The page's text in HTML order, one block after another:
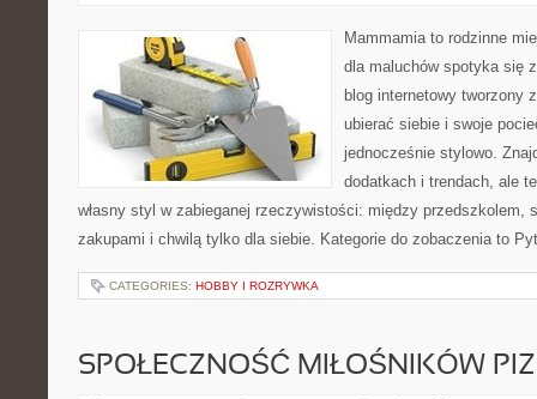
Mammamia to rodzinne
dla maluchów spotyka się
blog internetowy tworzony
ubierać siebie i swoje
jednocześnie stylowo.
dodatkach i trendach, ale
własny styl w zabieganej rzeczywistości: między przedszkolem,
zakupami i chwilą tylko dla siebie. Kategorie do zobaczenia to
CATEGORIES: HOBBY I ROZRYWKA
SPOŁECZNOŚĆ MIŁOŚNIKÓW